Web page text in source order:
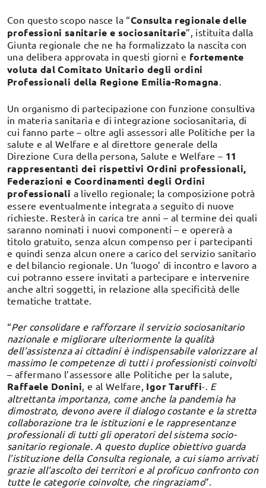
Con questo scopo nasce la “Consulta regionale delle
professioni sanitarie e sociosanitarie”, istituita dalla
Giunta regionale che ne ha formalizzato la nascita con
una delibera approvata in questi giorni e fortemente
voluta dal Comitato Unitario degli ordini
Professionali della Regione Emilia-Romagna
Un organismo di partecipazione con funzione consultiva
in materia sanitaria e di integrazione sociosanitaria, di
cui fanno parte – oltre agli assessori alle Politiche per la
salute e al Welfare e al direttore generale della
Direzione Cura della persona, Salute e Welfare – 11
rappresentanti dei rispettivi Ordini professionali,
Federazioni e Coordinamenti degli Ordini
professionali a livello regionale; la composizione potrà
essere eventualmente integrata a seguito di nuove
richieste. Resterà in carica tre anni – al termine dei quali
saranno nominati i nuovi componenti – e opererà a
titolo gratuito, senza alcun compenso per i partecipanti
e quindi senza alcun onere a carico del servizio sanitario
e del bilancio regionale. Un ‘luogo’ di incontro e lavoro a
cui potranno essere invitati a partecipare e intervenire
anche altri soggetti, in relazione alla specificità delle
tematiche trattate.
“Per consolidare e rafforzare il servizio sociosanitario
nazionale e migliorare ulteriormente la qualità
dell’assistenza ai cittadini è indispensabile valorizzare al
massimo le competenze di tutti i professionisti coinvolti
– affermano l’assessore alle Politiche per la salute,
Raffaele Donini , e al Welfare, Igor Taruffi-. E
altrettanta importanza, come anche la pandemia ha
dimostrato, devono avere il dialogo costante e la stretta
collaborazione tra le istituzioni e le rappresentanze
professionali di tutti gli operatori del sistema socio-
sanitario regionale. A questo duplice obiettivo guarda
l’istituzione della Consulta regionale, a cui siamo arrivati
grazie all’ascolto dei territori e al proficuo confronto con
tutte le categorie coinvolte, che ringraziamo”.